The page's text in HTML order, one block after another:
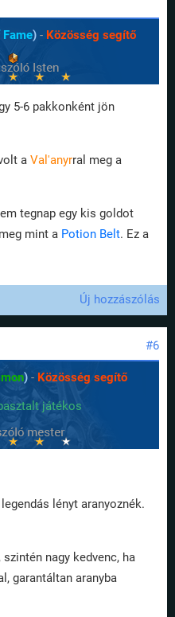
)- Közösség segítő
5-6 pakkonként jön
a Val'anyrral meg a
tegnap egy kis goldot
mint a Potion Belt. Ez a
Új hozzászólás
#6
) - Közösség segítő
játékos
lényt aranyoznék.
nagy kedvenc, ha
garantáltan aranyba